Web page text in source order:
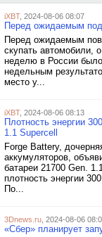
iXBT, 2024-08-06 08:07
Перед ожидаемым
Перед ожидаемым
скупать автомобили,
неделю в России
недельным
место у...
iXBT, 2024-08-06 08:13
Плотность энергии
1.1 Supercell
Forge Battery,
аккумуляторов,
батареи 21700 Gen.
плотность энергии
По...
3Dnews.ru , 2024-08-06
«Сбер» планирует